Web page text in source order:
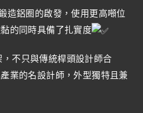
造鋁圈的啟發，使用更高噸位
的同時具備了扎實度
不只與傳統桿頭設計師合
業的名設計師，外型獨特且兼